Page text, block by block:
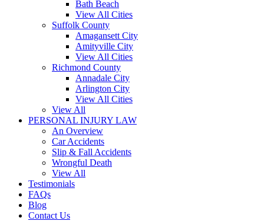
Bath Beach
View All Cities
Suffolk County
Amagansett City
Amityville City
View All Cities
Richmond County
Annadale City
Arlington City
View All Cities
View All
PERSONAL INJURY LAW
An Overview
Car Accidents
Slip & Fall Accidents
Wrongful Death
View All
Testimonials
FAQs
Blog
Contact Us